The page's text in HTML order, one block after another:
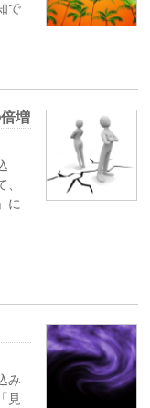
で
増
に
み
見